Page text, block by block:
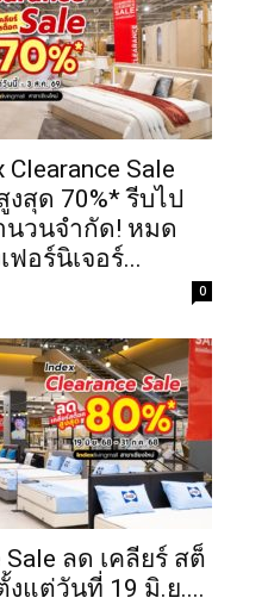
Sale
สุด 70%* รีบไป
นวนจำกัด! หมด
ฟอร์นิเจอร์...
0
Sale ลด เคลียร์ สต็
งแต่วันที่ 19 มิ.ย....